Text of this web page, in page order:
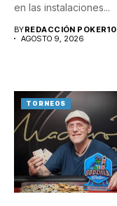
en las instalaciones...
BYREDACCIÓN POKER10
AGOSTO 9, 2026
TORNEOS